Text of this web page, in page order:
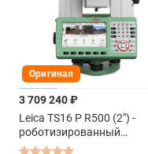
Оригинал
3 709 240 ₽
Leica TS16 P R500 (2") -
роботизированный
тахеометр